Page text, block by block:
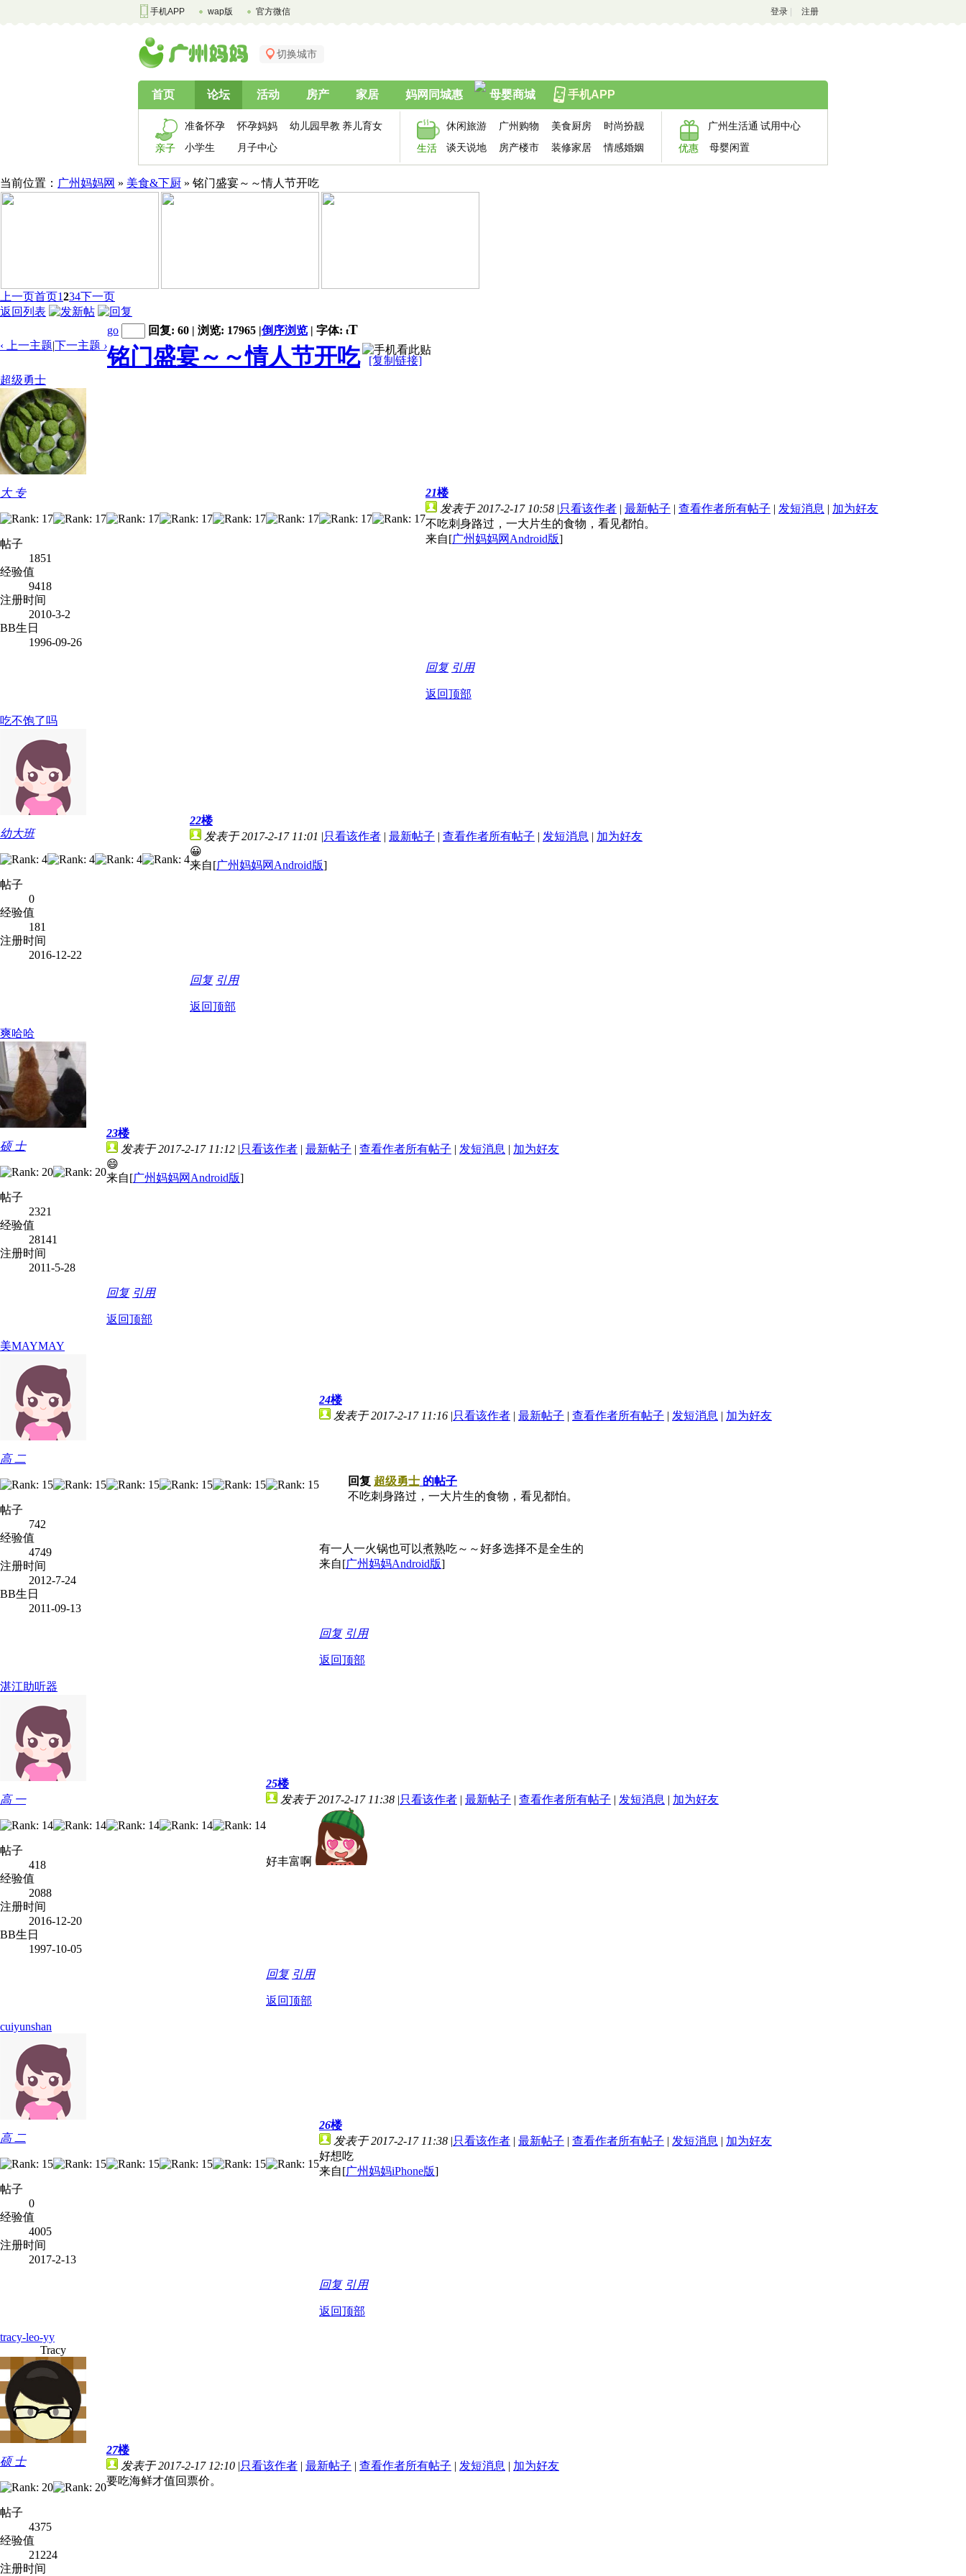
手机APP wap版 官方微信 登录 注册
切换城市
首页 论坛 活动 房产 家居 妈网同城惠 母婴商城 手机APP
亲子
准备怀孕 怀孕妈妈 幼儿园早教 养儿育女
小学生
月子中心 生活
休闲旅游 广州购物 美食厨房
时尚扮靓
谈天说地
房产楼市 装修家居 情感婚姻 优惠
广州生活通 试用中心
母婴闲置
当前位置： 广州妈妈网 » 美食&下厨 » 铭门盛宴～～情人节开吃
上一页首页1234下一页
返回列表
‹ 上一主题|下一主题 ›
go 回复: 60 | 浏览: 17965 |倒序浏览 | 字体: tT
铭门盛宴～～情人节开吃
[复制链接]
超级勇士
大 专
帖子
1851
经验值
9418
注册时间
2010-3-2
BB生日
1996-09-26
21楼
发表于 2017-2-17 10:58 |只看该作者 | 最新帖子 | 查看作者所有帖子 | 发短消息 | 加为好友
不吃刺身路过，一大片生的食物，看见都怕。
来自[广州妈妈网Android版]
回复 引用
返回顶部
吃不饱了吗
幼大班
帖子
0
经验值
181
注册时间
2016-12-22
22楼
发表于 2017-2-17 11:01 |只看该作者 | 最新帖子 | 查看作者所有帖子 | 发短消息 | 加为好友
😀
来自[广州妈妈网Android版]
回复 引用
返回顶部
爽哈哈
硕 士
帖子
2321
经验值
28141
注册时间
2011-5-28
23楼
发表于 2017-2-17 11:12 |只看该作者 | 最新帖子 | 查看作者所有帖子 | 发短消息 | 加为好友
😄
来自[广州妈妈网Android版]
回复 引用
返回顶部
美MAYMAY
高 二
帖子
742
经验值
4749
注册时间
2012-7-24
BB生日
2011-09-13
24楼
发表于 2017-2-17 11:16 |只看该作者 | 最新帖子 | 查看作者所有帖子 | 发短消息 | 加为好友
回复 超级勇士 的帖子
不吃刺身路过，一大片生的食物，看见都怕。
有一人一火锅也可以煮熟吃～～好多选择不是全生的
来自[广州妈妈Android版]
回复 引用
返回顶部
湛江助听器
高 一
帖子
418
经验值
2088
注册时间
2016-12-20
BB生日
1997-10-05
25楼
发表于 2017-2-17 11:38 |只看该作者 | 最新帖子 | 查看作者所有帖子 | 发短消息 | 加为好友
好丰富啊
回复 引用
返回顶部
cuiyunshan
高 二
帖子
0
经验值
4005
注册时间
2017-2-13
26楼
发表于 2017-2-17 11:38 |只看该作者 | 最新帖子 | 查看作者所有帖子 | 发短消息 | 加为好友
好想吃
来自[广州妈妈iPhone版]
回复 引用
返回顶部
tracy-leo-yy
Tracy
硕 士
帖子
4375
经验值
21224
注册时间
27楼
发表于 2017-2-17 12:10 |只看该作者 | 最新帖子 | 查看作者所有帖子 | 发短消息 | 加为好友
要吃海鲜才值回票价。